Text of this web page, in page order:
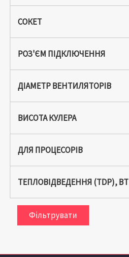
СОКЕТ
РОЗ'ЄМ ПІДКЛЮЧЕННЯ
ДІАМЕТР ВЕНТИЛЯТОРІВ
ВИСОТА КУЛЕРА
ДЛЯ ПРОЦЕСОРІВ
ТЕПЛОВІДВЕДЕННЯ (TDP), ВТ
Фільтрувати